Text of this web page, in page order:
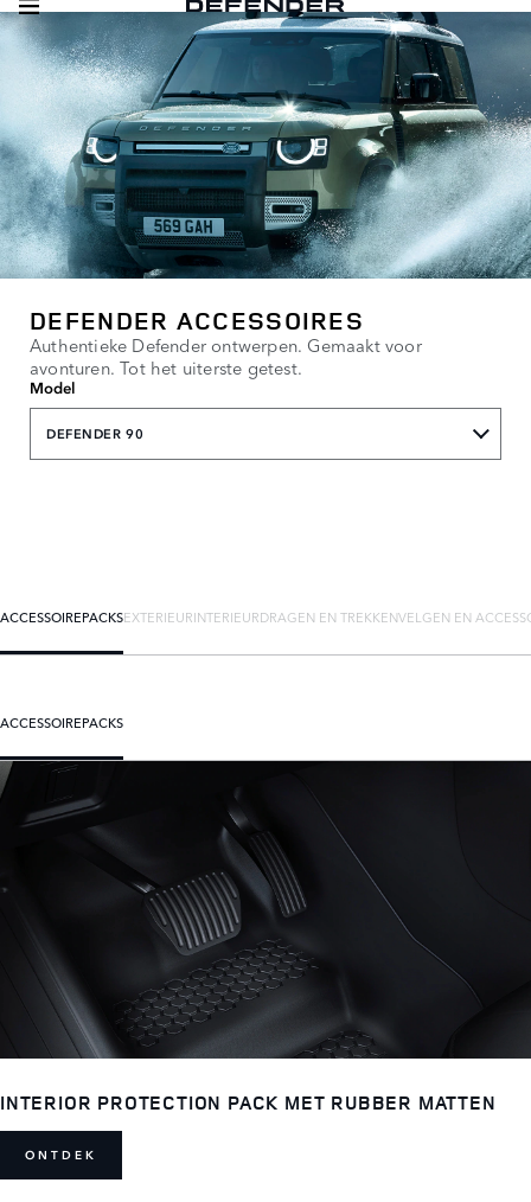
DEFENDER ACCESSOIRES
Authentieke Defender ontwerpen. Gemaakt voor
avonturen. Tot het uiterste getest.
Model
DEFENDER 90
ACCESSOIREPACKSEXTERIEURINTERIEURDRAGEN EN TREKKENVELGEN EN
ACCESSOIREPACKS
INTERIOR PROTECTION PACK MET RUBBER MATTEN
ONTDEK